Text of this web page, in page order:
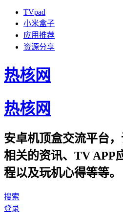
TVpad
小米盒子
应用推荐
资源分享
热核网
热核网
安卓机顶盒交流平台
相关的资讯、TV APP
程以及玩机心得等等。
搜索
登录